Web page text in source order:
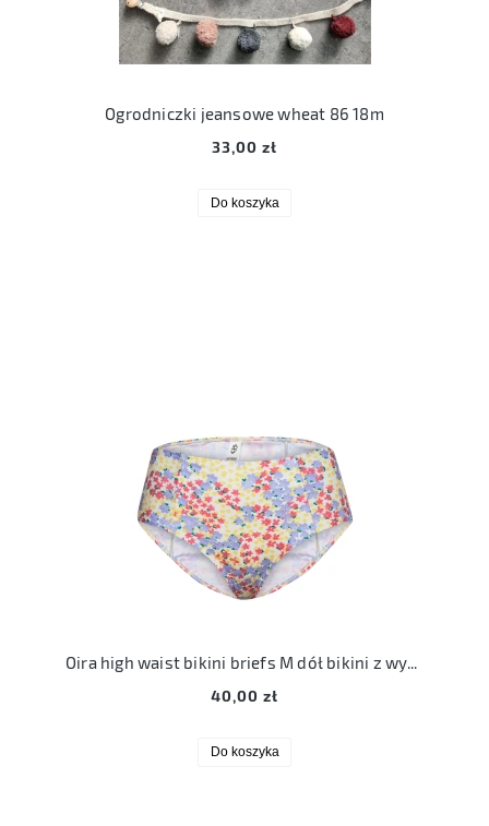
Ogrodniczki jeansowe wheat 86 18m
33,00 zł
Do koszyka
Oira high waist bikini briefs M dół bikini z wysokim stanem becksondergaard 38
40,00 zł
Do koszyka